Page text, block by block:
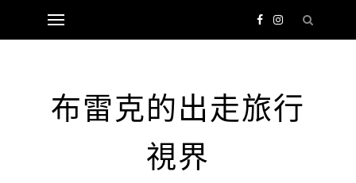
布雷克的出走旅行
視界